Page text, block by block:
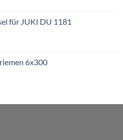
für JUKI DU 1181
6x300